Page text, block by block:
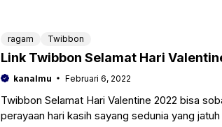
ragam Twibbon
Link Twibbon Selamat Hari
kanalmu Februari 6, 2022
Twibbon Selamat Hari Valentine 2022 bisa
perayaan hari kasih sayang sedunia yang